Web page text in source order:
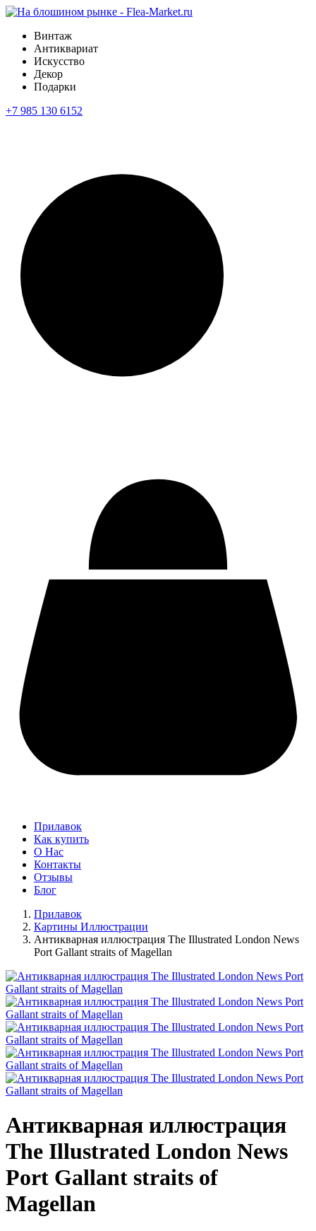
Винтаж
Антиквариат
Искусство
Декор
Подарки
+7 985 130 6152
Прилавок
Как купить
О Нас
Контакты
Отзывы
Блог
Прилавок
Картины Иллюстрации
Антикварная иллюстрация The Illustrated London News
Port Gallant straits of Magellan
Антикварная иллюстрация
The Illustrated London News
Port Gallant straits of
Magellan